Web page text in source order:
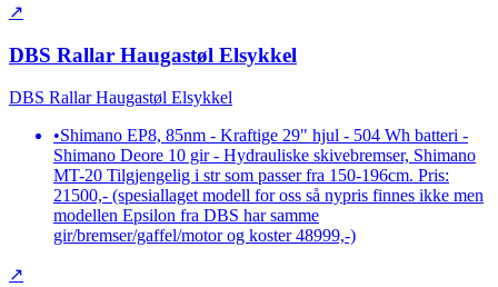
↗
DBS Rallar Haugastøl Elsykkel
DBS Rallar Haugastøl Elsykkel
•Shimano EP8, 85nm - Kraftige 29" hjul - 504 Wh batteri -
Shimano Deore 10 gir - Hydrauliske skivebremser, Shimano
MT-20 Tilgjengelig i str som passer fra 150-196cm. Pris:
21500,- (spesiallaget modell for oss så nypris finnes ikke men
modellen Epsilon fra DBS har samme
gir/bremser/gaffel/motor og koster 48999,-)
↗